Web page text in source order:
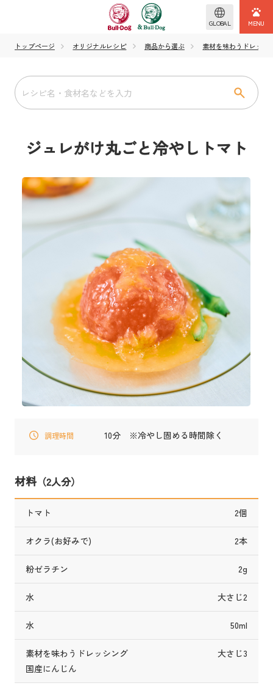
GLOBAL
トップページ オリジナルレシピ 商品から選ぶ 素材を味わうドレッシ
ジュレがけ丸ごと冷やしトマト
調理時間 10分 ※冷やし固める時間除く
材料（2人分）
トマト 2個
オクラ(お好みで) 2本
粉ゼラチン 2g
水 大さじ2
水 50ml
素材を味わうドレッシング
国産にんじん
大さじ3